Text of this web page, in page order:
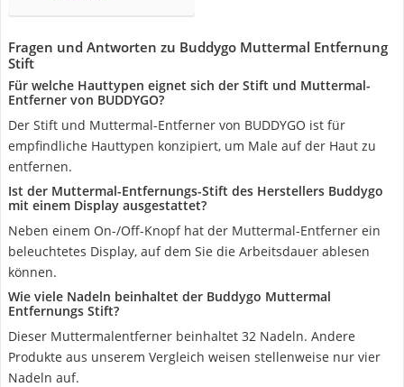
Fragen und Antworten zu Buddygo Muttermal Entfernung
Stift
Für welche Hauttypen eignet sich der Stift und Muttermal-
Entferner von BUDDYGO?
Der Stift und Muttermal-Entferner von BUDDYGO ist für
empfindliche Hauttypen konzipiert, um Male auf der Haut zu
entfernen.
Ist der Muttermal-Entfernungs-Stift des Herstellers Buddygo
mit einem Display ausgestattet?
Neben einem On-/Off-Knopf hat der Muttermal-Entferner ein
beleuchtetes Display, auf dem Sie die Arbeitsdauer ablesen
können.
Wie viele Nadeln beinhaltet der Buddygo Muttermal
Entfernungs Stift?
Dieser Muttermalentferner beinhaltet 32 Nadeln. Andere
Produkte aus unserem Vergleich weisen stellenweise nur vier
Nadeln auf.